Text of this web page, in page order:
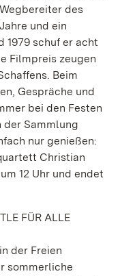
des
und ein
1979 schuf er acht
Filmpreis zeugen
Beim
Gespräche und
bei den Festen
Sammlung
nur genießen:
Christian
12 Uhr und endet
FÜR ALLE
der Freien
sommerliche